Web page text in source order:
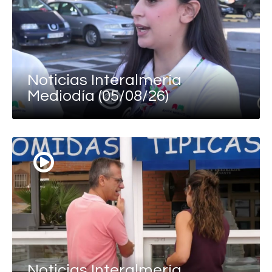
Noticias Interalmería
Mediodía (05/08/26)